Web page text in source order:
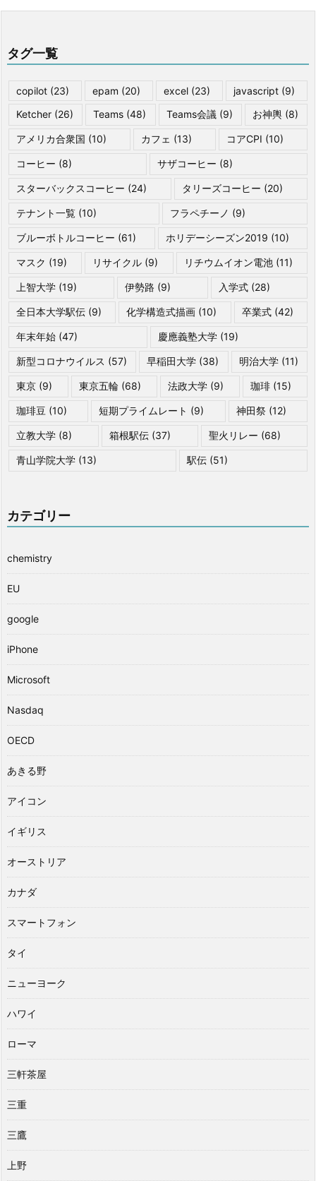
タグ一覧
copilot (23) epam (20) excel (23) javascript (9)
Ketcher (26) Teams (48) Teams会議 (9) お神輿(8)
アメリカ合衆国 (10) カフェ (13) コアCPI (10)
コーヒー (8) サザコーヒー (8)
スターバックスコーヒー (24) タリーズコーヒー (20)
テナント一覧 (10) フラペチーノ (9)
ブルーボトルコーヒー (61) ホリデーシーズン2019 (10)
マスク (19) リサイクル (9) リチウムイオン電池(11)
上智大学 (19) 伊勢路 (9) 入学式 (28)
全日本大学駅伝 (9) 化学構造式描画 (10) 卒業式(42)
年末年始 (47) 慶應義塾大学(19)
新型コロナウイルス (57) 早稲田大学 (38) 明治大学(11)
東京 (9) 東京五輪 (68) 法政大学 (9) 珈琲 (15)
珈琲豆 (10) 短期プライムレート (9) 神田祭(12)
立教大学 (8) 箱根駅伝 (37) 聖火リレー (68)
青山学院大学 (13) 駅伝 (51)
カテゴリー
chemistry
EU
google
iPhone
Microsoft
Nasdaq
OECD
あきる野
アイコン
イギリス
オーストリア
カナダ
スマートフォン
タイ
ニューヨーク
ハワイ
ローマ
三軒茶屋
三重
三鷹
上野